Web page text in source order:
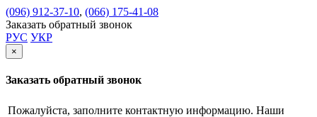
(096) 912-37-10, (066) 175-41-08
Заказать обратный звонок
РУС УКР
×
Заказать обратный звонок
Пожалуйста, заполните контактную информацию. Наши